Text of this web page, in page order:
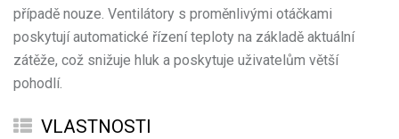
případě nouze. Ventilátory s proměnlivými otáčkami
poskytují automatické řízení teploty na základě aktuální
zátěže, což snižuje hluk a poskytuje uživatelům větší
pohodlí.
VLASTNOSTI